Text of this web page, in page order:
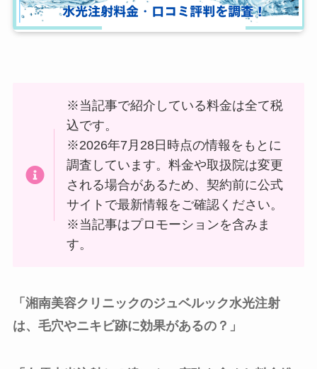
※当記事で紹介している料金は全て税
込です。
※2026年7月28日時点の情報をもとに
調査しています。料金や取扱院は変更
される場合があるため、契約前に公式
サイトで最新情報をご確認ください。
※当記事はプロモーションを含みま
す。
「湘南美容クリニックのジュベルック水光注射
は、毛穴やニキビ跡に効果があるの？」